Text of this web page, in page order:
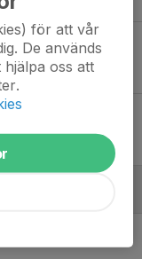
för att vår
De används
oss att